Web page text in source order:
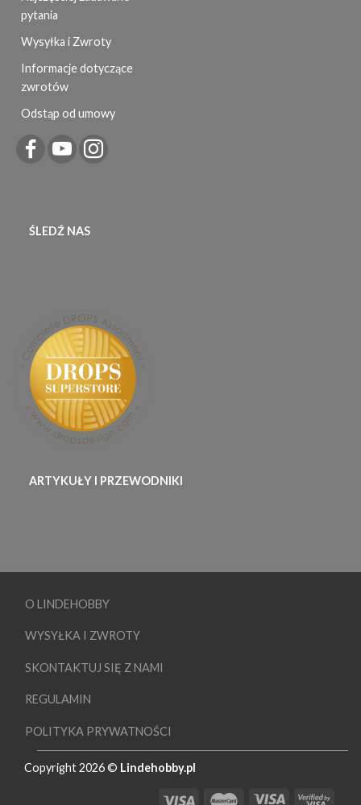
pytania
Wysyłka i Zwroty
Informacje dotyczące
zwrotów
Odstąp od umowy
ŚLEDŹ NAS
ARTYKUŁY I PRZEWODNIKI
O LINDEHOBBY
WYSYŁKA I ZWROTY
SKONTAKTUJ SIĘ Z NAMI
REGULAMIN
POLITYKA PRYWATNOŚCI
Copyright 2026 © Lindehobby.pl